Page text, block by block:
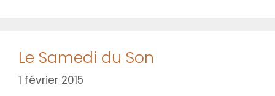
Le Samedi du Son
1 février 2015